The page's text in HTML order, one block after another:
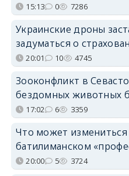
15:13 0 7286
Украинские дроны
задуматься о
20:01 10 4745
Зооконфликт в
бездомных животных
17:02 6 3359
Что может измениться
батилиманском
20:00 5 3724